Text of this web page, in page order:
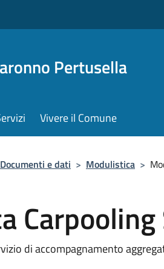
Pertusella
Vivere il Comune
Documenti e dati > Modulistica >
Carpooling
di accompagnamento